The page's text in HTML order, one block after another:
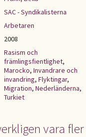
SAC - Syndikalisterna
Arbetaren
2008
Rasism och
främlingsfientlighet,
Marocko, Invandrare och
invandring, Flyktingar,
Migration, Nederländerna,
Turkiet
vara